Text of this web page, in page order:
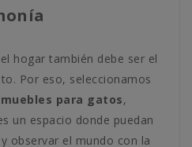
hogar también debe ser el
Por eso, seleccionamos
para gatos,
un espacio donde puedan
observar el mundo con la